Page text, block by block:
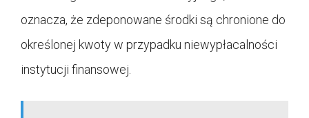
oznacza, że zdeponowane środki są chronione do
określonej kwoty w przypadku niewypłacalności
instytucji finansowej.